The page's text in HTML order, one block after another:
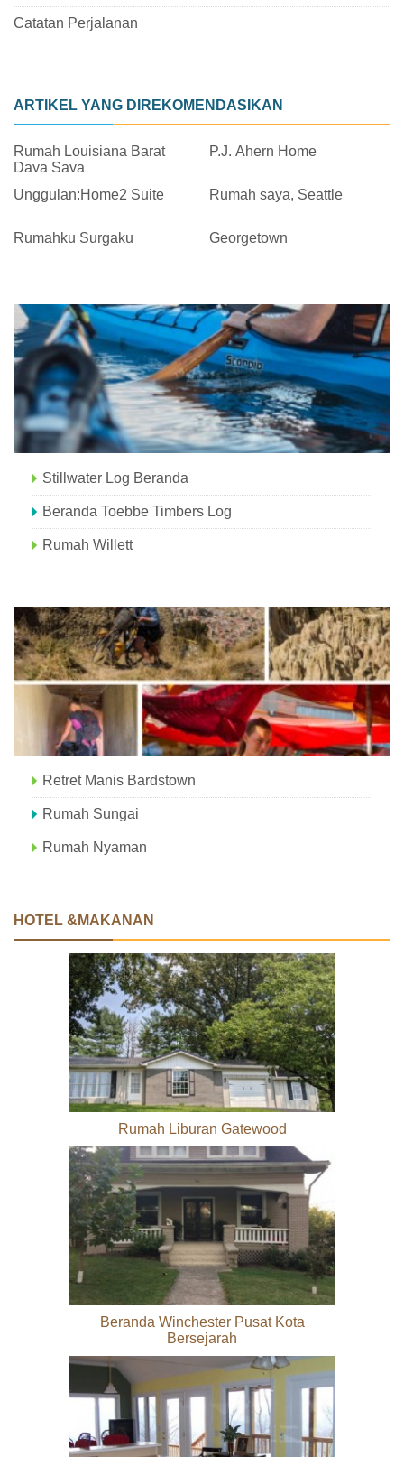
Catatan Perjalanan
ARTIKEL YANG DIREKOMENDASIKAN
Rumah Louisiana Barat
Daya Saya
P.J. Ahern Home
Unggulan:Home2 Suite Rumah saya, Seattle
Rumahku Surgaku Georgetown
Stillwater Log Beranda
Beranda Toebbe Timbers Log
Rumah Willett
Retret Manis Bardstown
Rumah Sungai
Rumah Nyaman
HOTEL &MAKANAN
Rumah Liburan Gatewood
Beranda Winchester Pusat Kota
Bersejarah